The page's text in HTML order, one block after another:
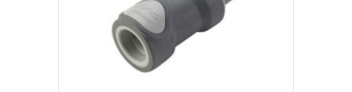
IN DEN WARENKORB